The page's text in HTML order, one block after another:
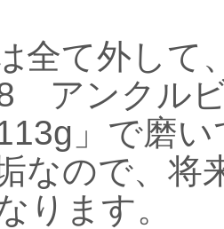
全て外して
アンクル
」で磨
なので、将
ります。